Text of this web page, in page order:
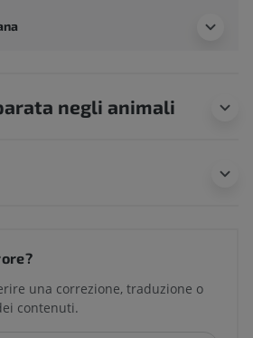
negli animali
una correzione, traduzione o
contenuti.